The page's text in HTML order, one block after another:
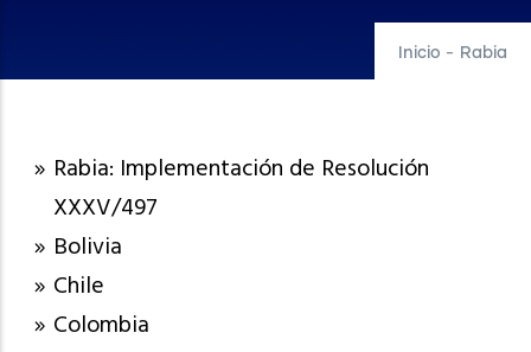
Inicio - Rabia
Rabia: Implementación de Resolución
XXXV/497
Bolivia
Chile
Colombia